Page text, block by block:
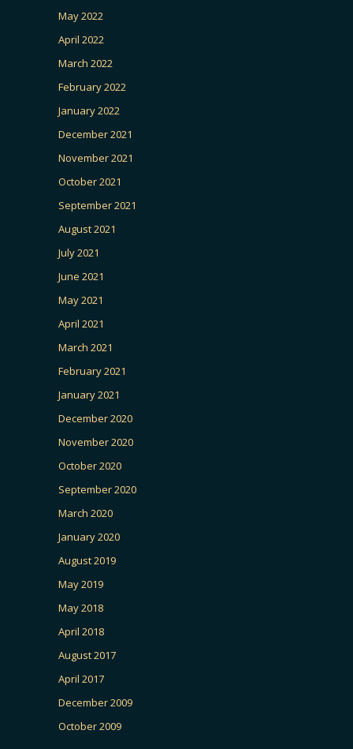
May 2022
April 2022
March 2022
February 2022
January 2022
December 2021
November 2021
October 2021
September 2021
August 2021
July 2021
June 2021
May 2021
April 2021
March 2021
February 2021
January 2021
December 2020
November 2020
October 2020
September 2020
March 2020
January 2020
August 2019
May 2019
May 2018
April 2018
August 2017
April 2017
December 2009
October 2009